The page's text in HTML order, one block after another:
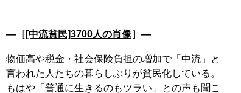
―［ [中流貧民]3700人の肖像］―
物価高や税金・社会保険負担の増加で「中流」と
言われた人たちの暮らしぶりが貧民化している。
もはや「普通に生きるのもツラい」との声も聞こ